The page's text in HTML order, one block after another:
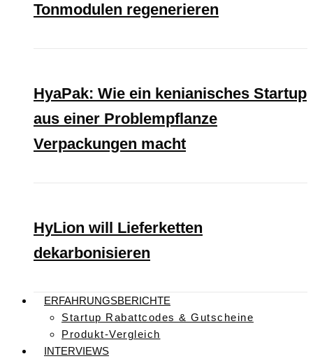
Tonmodulen regenerieren
HyaPak: Wie ein kenianisches Startup
aus einer Problempflanze
Verpackungen macht
HyLion will Lieferketten
dekarbonisieren
ERFAHRUNGSBERICHTE
Startup Rabattcodes & Gutscheine
Produkt-Vergleich
INTERVIEWS